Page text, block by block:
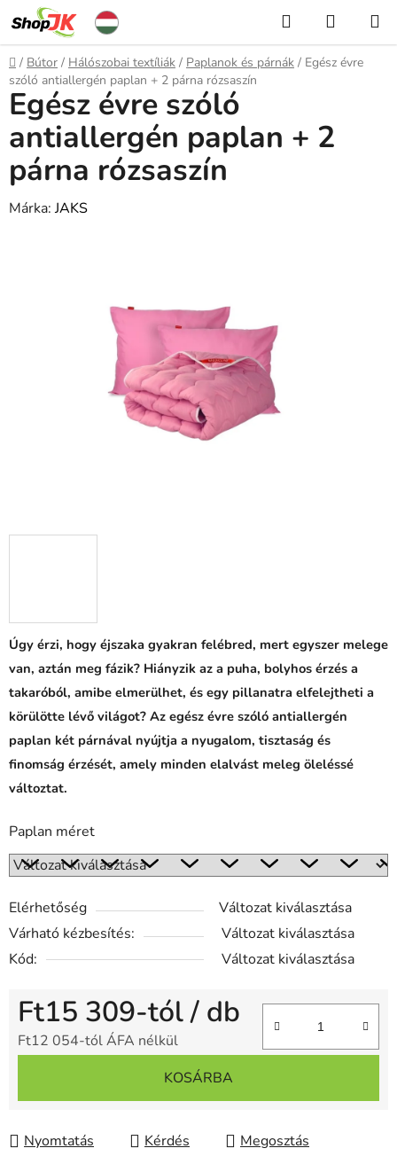
Ugrás
fő
tartalomhoz
KeresésKOSÁR
Kezdőlap
/ Bútor / Hálószobai textíliák / Paplanok és párnák / Egész évre
szóló antiallergén paplan + 2 párna rózsaszín
Úgy érzi, hogy éjszaka gyakran felébred, mert egyszer melege
van, aztán meg fázik? Hiányzik az a puha, bolyhos érzés a
takaróból, amibe elmerülhet, és egy pillanatra elfelejtheti a
körülötte lévő világot? Az egész évre szóló antiallergén
paplan két párnával nyújtja a nyugalom, tisztaság és
finomság érzését, amely minden elalvást meleg öleléssé
változtat.
Paplan méret
Elérhetőség
Változat kiválasztása
Várható kézbesítés:
Változat kiválasztása
Kód:
Változat kiválasztása
Ft15 309-tól/ db
Ft12 054-tól ÁFA nélkül
KOSÁRBA
Nyomtatás Kérdés Megosztás
Egész évre szóló
antiallergén paplan + 2
párna rózsaszín
Márka:JAKS